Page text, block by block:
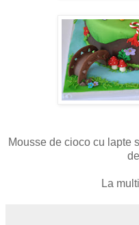
Mousse de cioco cu lapte
La